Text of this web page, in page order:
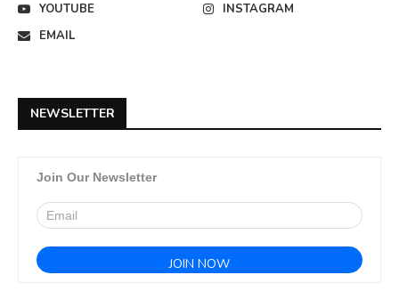
YOUTUBE
INSTAGRAM
EMAIL
NEWSLETTER
Join Our Newsletter